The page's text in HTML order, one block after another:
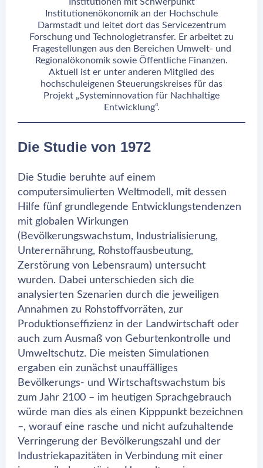
Institutionenökonomik an der Hochschule
Darmstadt und leitet dort das Servicezentrum
Forschung und Technologietransfer. Er arbeitet zu
Fragestellungen aus den Bereichen Umwelt- und
Regionalökonomik sowie Öffentliche Finanzen.
Aktuell ist er unter anderen Mitglied des
hochschuleigenen Steuerungskreises für das
Projekt „Systeminnovation für Nachhaltige
Entwicklung“.
Die Studie von 1972
Die Studie beruhte auf einem
computersimulierten Weltmodell, mit dessen
Hilfe fünf grundlegende Entwicklungstendenzen
mit globalen Wirkungen
(Bevölkerungswachstum, Industrialisierung,
Unterernährung, Rohstoffausbeutung,
Zerstörung von Lebensraum) untersucht
wurden. Dabei unterschieden sich die
analysierten Szenarien durch die jeweiligen
Annahmen zu Rohstoffvorräten, zur
Produktionseffizienz in der Landwirtschaft oder
auch zum Ausmaß von Geburtenkontrolle und
Umweltschutz. Die meisten Simulationen
ergaben ein zunächst unauffälliges
Bevölkerungs- und Wirtschaftswachstum bis
zum Jahr 2100 – im heutigen Sprachgebrauch
würde man dies als einen Kipppunkt bezeichnen
–, worauf eine rasche und nicht aufzuhaltende
Verringerung der Bevölkerungszahl und der
Industriekapazitäten in Verbindung mit einer